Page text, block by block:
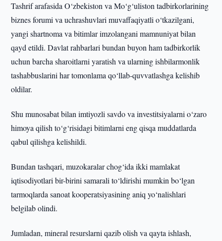
Tashrif arafasida O‘zbekiston va Mo‘g‘uliston tadbirkorlarining
biznes forumi va uchrashuvlari muvaffaqiyatli o‘tkazilgani,
yangi shartnoma va bitimlar imzolangani mamnuniyat bilan
qayd etildi. Davlat rahbarlari bundan buyon ham tadbirkorlik
uchun barcha sharoitlarni yaratish va ularning ishbilarmonlik
tashabbuslarini har tomonlama qo‘llab-quvvatlashga kelishib
oldilar.
Shu munosabat bilan imtiyozli savdo va investitsiyalarni o‘zaro
himoya qilish to‘g‘risidagi bitimlarni eng qisqa muddatlarda
qabul qilishga kelishildi.
Bundan tashqari, muzokaralar chog‘ida ikki mamlakat
iqtisodiyotlari bir-birini samarali to‘ldirishi mumkin bo‘lgan
tarmoqlarda sanoat kooperatsiyasining aniq yo‘nalishlari
belgilab olindi.
Jumladan, mineral resurslarni qazib olish va qayta ishlash,